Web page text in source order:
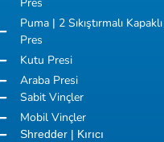
Puma | 2 Sıkıştırmalı Kapaklı
Pres
Kutu Presi
Araba Presi
Sabit Vinçler
Mobil Vinçler
Shredder | Kırıcı